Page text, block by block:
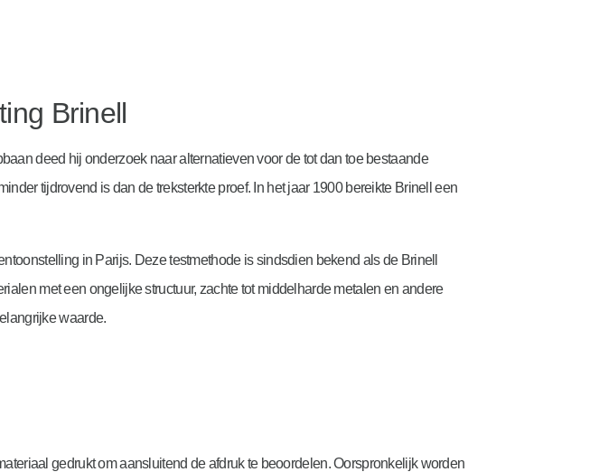
Brinell
deed hij onderzoek naar alternatieven voor de tot dan toe bestaande
tijdrovend is dan de treksterkte proef. In het jaar 1900 bereikte Brinell een
in Parijs. Deze testmethode is sindsdien bekend als de Brinell
met een ongelijke structuur, zachte tot middelharde metalen en andere
waarde.
gedrukt om aansluitend de afdruk te beoordelen. Oorspronkelijk worden